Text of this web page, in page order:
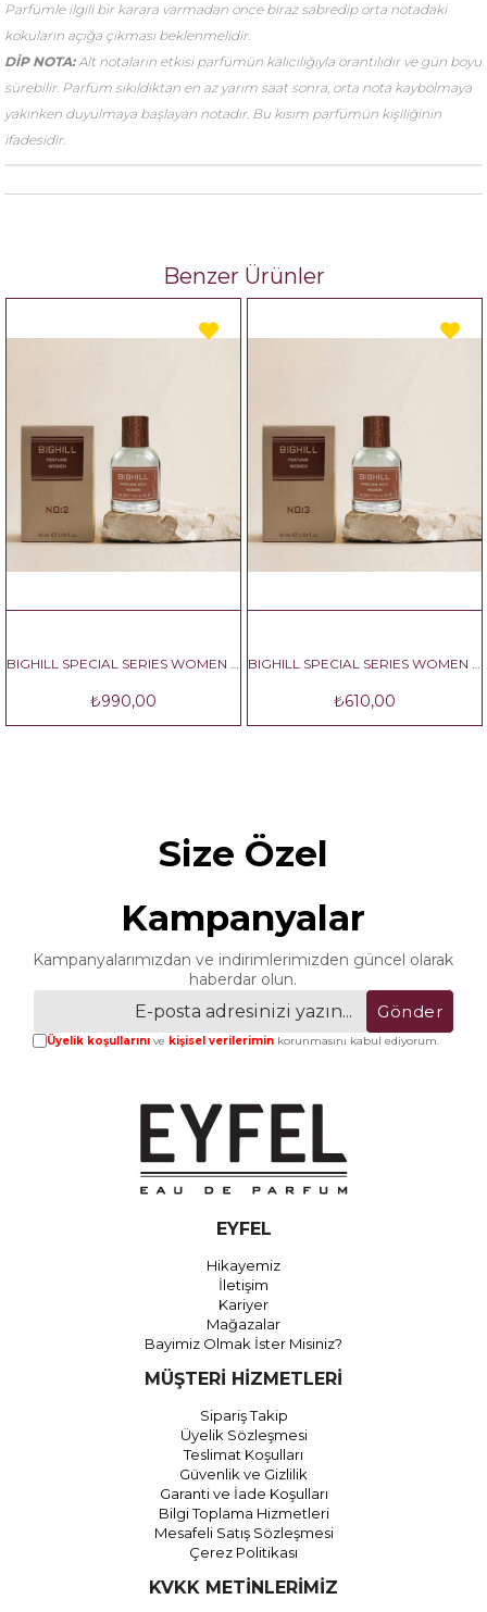
Parfümle ilgili bir karara varmadan önce biraz sabredip orta notadaki
kokuların açığa çıkması beklenmelidir.
DİP NOTA:Alt notaların etkisi parfümün kalıcılığıyla orantılıdır ve gün boyu
sürebilir. Parfüm sıkıldıktan en az yarım saat sonra, orta nota kaybolmaya
yakınken duyulmaya başlayan notadır. Bu kısım parfümün kişiliğinin
ifadesidir.
Benzer Ürünler
BIGHILL SPECIAL SERIES WOMEN NO:2
₺990,00
BIGHILL SPECIAL SERIES WOMEN NO:3
₺610,00
Size Özel
Kampanyalar
Kampanyalarımızdan ve indirimlerimizden güncel olarak
haberdar olun.
Gönder
Üyelik koşullarınıve kişisel verileriminkorunmasını kabul ediyorum.
EYFEL
Hikayemiz
İletişim
Kariyer
Mağazalar
Bayimiz Olmak İster Misiniz?
MÜŞTERİ HİZMETLERİ
Sipariş Takip
Üyelik Sözleşmesi
Teslimat Koşulları
Güvenlik ve Gizlilik
Garanti ve İade Koşulları
Bilgi Toplama Hizmetleri
Mesafeli Satış Sözleşmesi
Çerez Politikası
KVKK METİNLERİMİZ